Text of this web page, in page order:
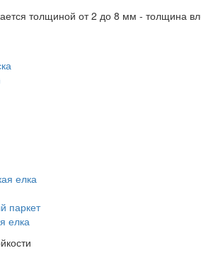
толщиной от 2 до 8 мм - толщина
елка
паркет
елка